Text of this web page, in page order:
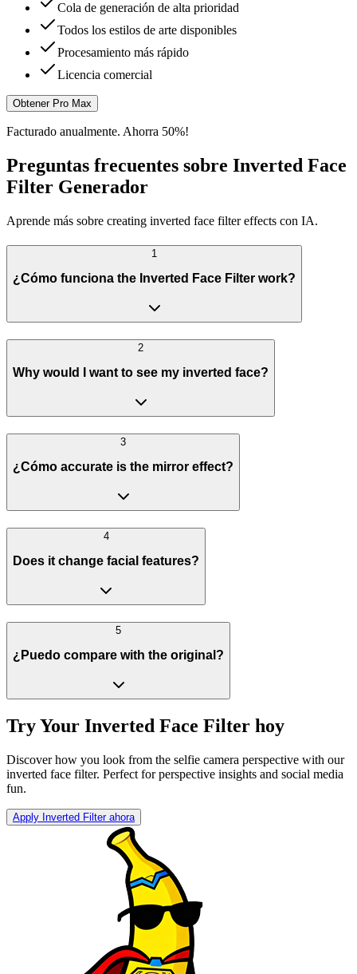
Cola de generación de alta prioridad
Todos los estilos de arte disponibles
Procesamiento más rápido
Licencia comercial
Obtener Pro Max
Facturado anualmente. Ahorra 50%!
Preguntas frecuentes sobre Inverted Face
Filter Generador
Aprende más sobre creating inverted face filter effects con IA.
1
¿Cómo funciona the Inverted Face Filter work?
2
Why would I want to see my inverted face?
3
¿Cómo accurate is the mirror effect?
4
Does it change facial features?
5
¿Puedo compare with the original?
Try Your Inverted Face Filter hoy
Discover how you look from the selfie camera perspective with our
inverted face filter. Perfect for perspective insights and social media
fun.
Apply Inverted Filter ahora